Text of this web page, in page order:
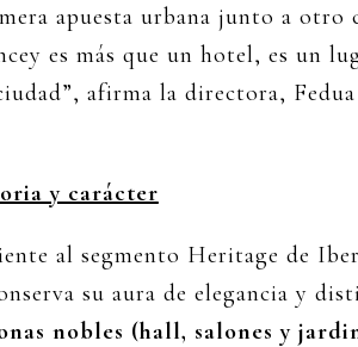
apuesta urbana junto a otro
es más que un hotel, es un
afirma la directora,
y carácter
al segmento Heritage de
su aura de elegancia y
nobles (hall, salones y